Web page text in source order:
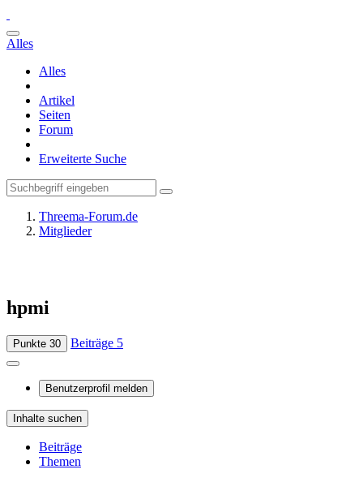
Alles
Alles
Artikel
Seiten
Forum
Erweiterte Suche
Threema-Forum.de
Mitglieder
hpmi
Punkte 30 Beiträge 5
Benutzerprofil melden
Inhalte suchen
Beiträge
Themen